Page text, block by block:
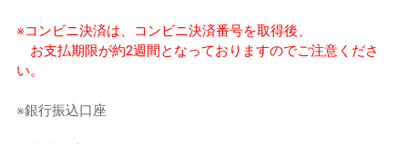
※コンビニ決済は、コンビニ決済番号を取得後、
お支払期限が約2週間となっておりますのでご注意くださ
い。
※銀行振込口座